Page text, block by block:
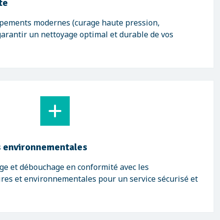
modernes (curage haute pression,
un nettoyage optimal et durable de vos
environnementales
et débouchage en conformité avec les
et environnementales pour un service sécurisé et